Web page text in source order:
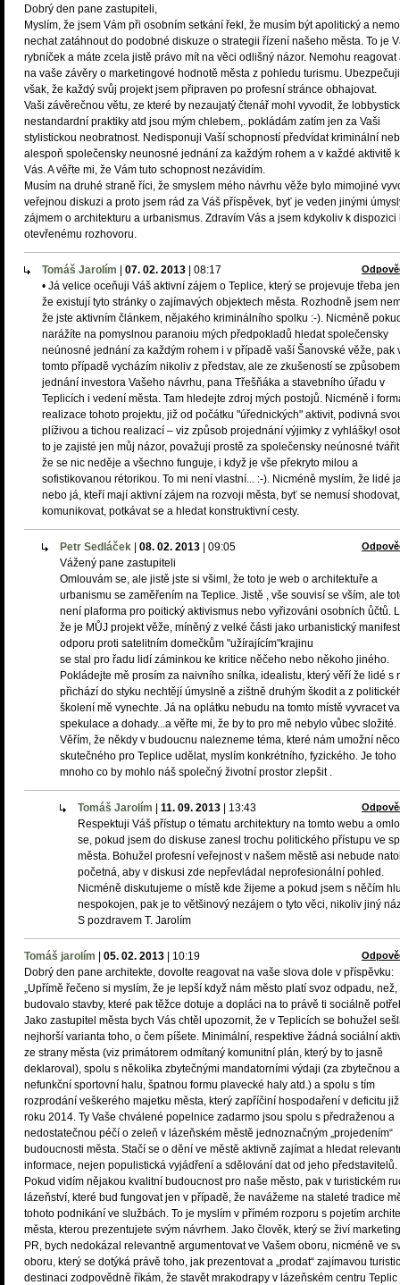
Dobrý den pane zastupiteli,
Myslím, že jsem Vám při osobním setkání řekl, že musím být apolitický a
nechat zatáhnout do podobné diskuze o strategii řízení našeho města. To je
rybníček a máte zcela jistě právo mít na věci odlišný názor. Nemohu reagovat
na vaše závěry o marketingové hodnotě města z pohledu turismu.
však, že každý svůj projekt jsem připraven po profesní stránce obhajovat.
Vaši závěrečnou větu, ze které by nezaujatý čtenář mohl vyvodit, že
nestandardní praktiky atd jsou mým chlebem,. pokládám zatím jen za Vaši
stylistickou neobratnost. Nedisponuji Vaší schopností předvídat kriminální
alespoň společensky neunosné jednání za každým rohem a v každé aktivitě
Vás. A věřte mi, že Vám tuto schopnost nezávidím.
Musím na druhé straně říci, že smyslem mého návrhu věže bylo mimojiné
veřejnou diskuzi a proto jsem rád za Váš příspěvek, byť je veden jinými
zájmem o architekturu a urbanismus. Zdravím Vás a jsem kdykoliv k dispozici
otevřenému rozhovoru.
Tomáš Jarolím 07. 02. 2013 08:17
• Já velice oceňuji Váš aktivní zájem o Teplice, který se projevuje třeba
že existují tyto stránky o zajímavých objektech města. Rozhodně jsem
že jste aktivním článkem, nějakého kriminálního spolku :-). Nicméně
narážíte na pomyslnou paranoiu mých předpokladů hledat společensky
neúnosné jednání za každým rohem i v případě vaší Šanovské věže, pak
tomto případě vycházím nikoliv z představ, ale ze zkušeností se způsobem
jednání investora Vašeho návrhu, pana Třešňáka a stavebního úřadu v
Teplicích i vedení města. Tam hledejte zdroj mých postojů. Nicméně i
realizace tohoto projektu, již od počátku "úřednických" aktivit, podivná
plíživou a tichou realizací – viz způsob projednání výjimky z vyhlášky!
to je zajisté jen můj názor, považuji prostě za společensky neúnosné
že se nic neděje a všechno funguje, i když je vše překryto milou a
sofistikovanou rétorikou. To mi není vlastní... :-). Nicméně myslím, že lidé
nebo já, kteří mají aktivní zájem na rozvoji města, byť se nemusí
komunikovat, potkávat se a hledat konstruktivní cesty.
Petr Sedláček 08. 02. 2013 09:05
Vážený pane zastupiteli
Omlouvám se, ale jistě jste si všiml, že toto je web o architektuře a
urbanismu se zaměřením na Teplice. Jistě , vše souvisí se vším, ale
není plaforma pro poitický aktivismus nebo vyřizováni osobních ůčtů.
že je MŮJ projekt věže, míněný z velké části jako urbanistický manifest
odporu proti satelitním domečkům "užírajícím"krajinu
se stal pro řadu lidí záminkou ke kritice něčeho nebo někoho jiného.
Pokládejte mě prosím za naivního snílka, idealistu, který věří že lidé s
přichází do styku nechtějí úmyslně a zištně druhým škodit a z
školení mě vynechte. Já na oplátku nebudu na tomto místě vyvracet
spekulace a dohady...a věřte mi, že by to pro mě nebylo vůbec složité.
Věřím, že někdy v budoucnu nalezneme téma, které nám umožní něco
skutečného pro Teplice udělat, myslím konkrétního, fyzického. Je toho
mnoho co by mohlo náš společný životní prostor zlepšit .
Tomáš Jarolím 11. 09. 2013 13:43
Respektuji Váš přístup o tématu architektury na tomto webu a
se, pokud jsem do diskuse zanesl trochu politického přístupu ve
města. Bohužel profesní veřejnost v našem městě asi nebude
početná, aby v diskusi zde nepřevládal neprofesionální pohled.
Nicméně diskutujeme o místě kde žijeme a pokud jsem s něčím
nespokojen, pak je to většinový nezájem o tyto věci, nikoliv jiný
S pozdravem T. Jarolím
Tomáš jarolím 05. 02. 2013 10:19
Dobrý den pane architekte, dovolte reagovat na vaše slova dole v příspěvku:
„Upřímě řečeno si myslím, že je lepší když nám město platí svoz odpadu, než,
budovalo stavby, které pak těžce dotuje a dopláci na to právě ti sociálně
Jako zastupitel města bych Vás chtěl upozornit, že v Teplicích se bohužel
nejhorší varianta toho, o čem píšete. Minimální, respektive žádná sociální
ze strany města (viz primátorem odmítaný komunitní plán, který by to jasně
deklaroval), spolu s několika zbytečnými mandatorními výdaji (za zbytečnou a
nefunkční sportovní halu, špatnou formu plavecké haly atd.) a spolu s tím
rozprodání veškerého majetku města, který zapříčiní hospodaření v deficitu
roku 2014. Ty Vaše chválené popelnice zadarmo jsou spolu s předraženou a
nedostatečnou péčí o zeleň v lázeňském městě jednoznačným „projedením“
budoucnosti města. Stačí se o dění ve městě aktivně zajímat a hledat
informace, nejen populistická vyjádření a sdělování dat od jeho představitelů.
Pokud vidím nějakou kvalitní budoucnost pro naše město, pak v turistickém
lázeňství, které bud fungovat jen v případě, že navážeme na staleté tradice
tohoto podnikání ve službách. To je myslím v přímém rozporu s pojetím
města, kterou prezentujete svým návrhem. Jako člověk, který se živí
PR, bych nedokázal relevantně argumentovat ve Vašem oboru, nicméně ve
oboru, který se dotýká právě toho, jak prezentovat a „prodat“ zajímavou
destinaci zodpovědně říkám, že stavět mrakodrapy v lázeňském centru Teplic